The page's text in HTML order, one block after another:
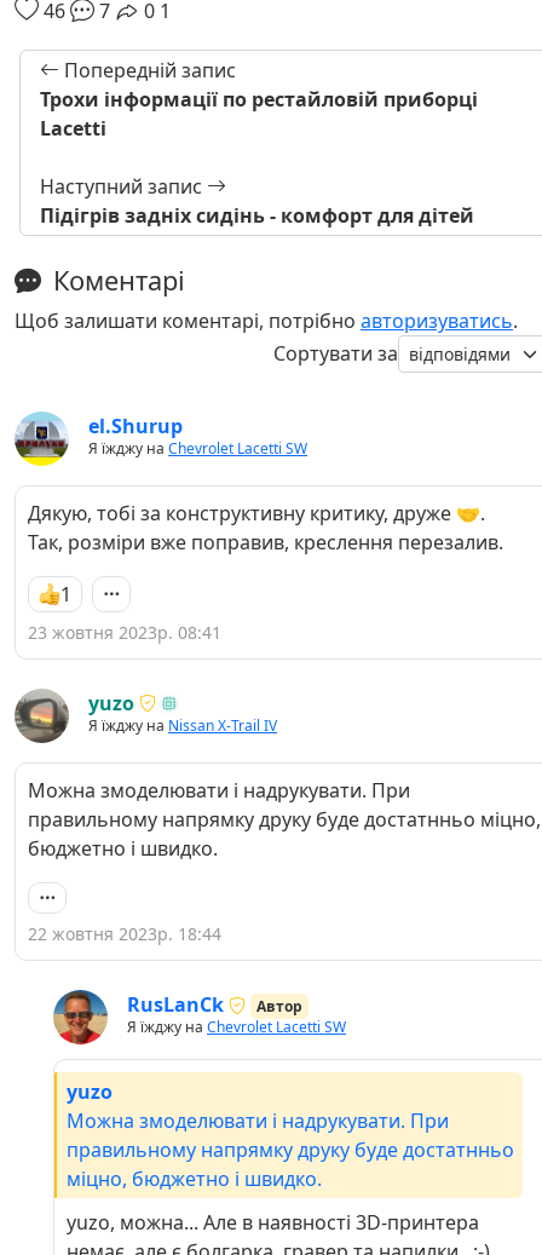
46 7 0 1
Попередній запис
Трохи інформації по рестайловій приборці
Lacetti
Наступний запис
Підігрів задніх сидінь - комфорт для дітей
Коментарі
Щоб залишати коментарі, потрібно авторизуватись.
Сортувати за
el.Shurup
Я їжджу на Chevrolet Lacetti SW
Дякую, тобі за конструктивну критику, друже 🤝.
Так, розміри вже поправив, креслення перезалив.
1
23 жовтня 2023р. 08:41
yuzo
Я їжджу на Nissan X-Trail IV
Можна змоделювати і надрукувати. При
правильному напрямку друку буде достатнньо міцно,
бюджетно і швидко.
22 жовтня 2023р. 18:44
RusLanCk
Автор
Я їжджу на Chevrolet Lacetti SW
yuzo
Можна змоделювати і надрукувати. При
правильному напрямку друку буде достатнньо
міцно, бюджетно і швидко.
yuzo, можна... Але в наявності 3D-принтера